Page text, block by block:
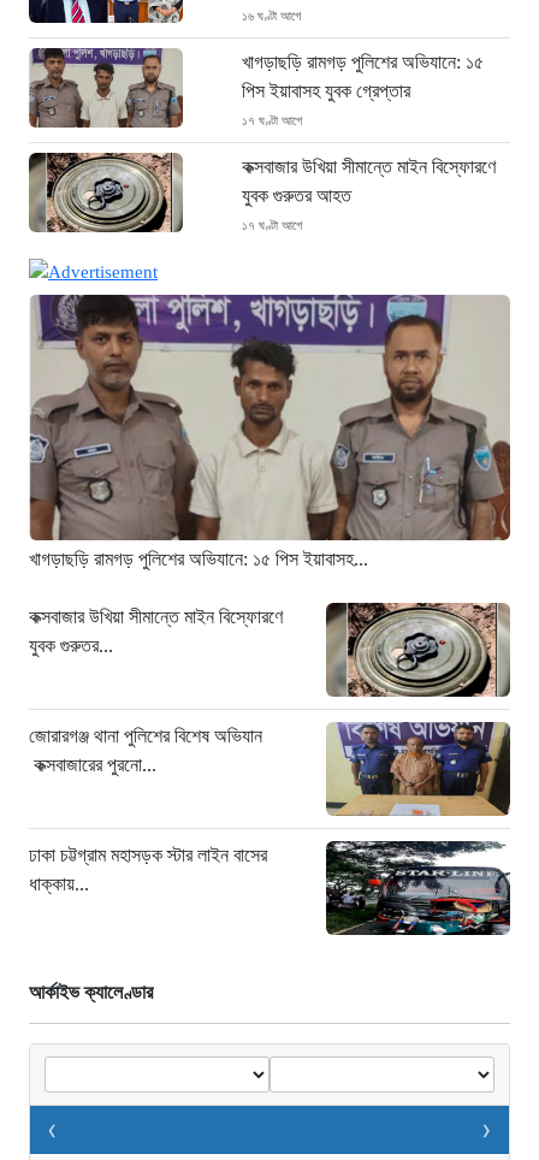
১৬ ঘণ্টা আগে
খাগড়াছড়ি রামগড় পুলিশের অভিযানে: ১৫
পিস ইয়াবাসহ যুবক গ্রেপ্তার
১৭ ঘণ্টা আগে
কক্সবাজার উখিয়া সীমান্তে মাইন বিস্ফোরণে
যুবক গুরুতর আহত
১৭ ঘণ্টা আগে
কক্সবাজারের পুরনো মাদক কারবারি গ্রেফতার
১৭ ঘণ্টা আগে
ঢাকা চট্টগ্রাম মহাসড়ক স্টার লাইন বাসের
ধাক্কায় অটোরিকশা চালক নিহত
১৭ ঘণ্টা আগে
হামে আরও ৬ শিশুর মৃত্যু, নতুন করে
আক্রান্ত ৮৫ জন
২০ ঘণ্টা আগে
দেড় বছরে শতাধিক দুর্ঘটনা
‘সচিবালয় অভিমুখে ১১ দলীয় ঐক্যের
পদযাত্রায় পুলিশের বাধা’
নদীদূষণ রোধে কঠোর প্রধানমন্ত্রী: সমন্বিত
উদ্যোগের তাগিদ
২১ ঘণ্টা আগে
খাগড়াছড়ি রামগড় পুলিশের অভিযানে: ১৫ পিস ইয়াবাসহ...
কক্সবাজার উখিয়া সীমান্তে মাইন বিস্ফোরণে
যুবক গুরুতর...
জোরারগঞ্জ থানা পুলিশের বিশেষ অভিযান
কক্সবাজারের পুরনো...
ঢাকা চট্টগ্রাম মহাসড়ক স্টার লাইন বাসের
ধাক্কায়...
আর্কাইভ ক্যালেণ্ডার
‹ ›